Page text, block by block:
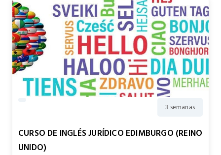
3 semanas
CURSO DE INGLÉS JURÍDICO EDIMBURGO (REINO
UNIDO)